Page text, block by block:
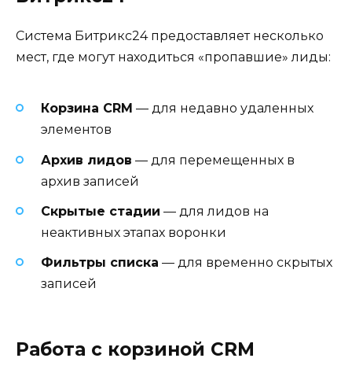
Система Битрикс24 предоставляет несколько
мест, где могут находиться «пропавшие» лиды:
Корзина CRM — для недавно удаленных
элементов
Архив лидов — для перемещенных в
архив записей
Скрытые стадии — для лидов на
неактивных этапах воронки
Фильтры списка — для временно скрытых
записей
Работа с корзиной CRM